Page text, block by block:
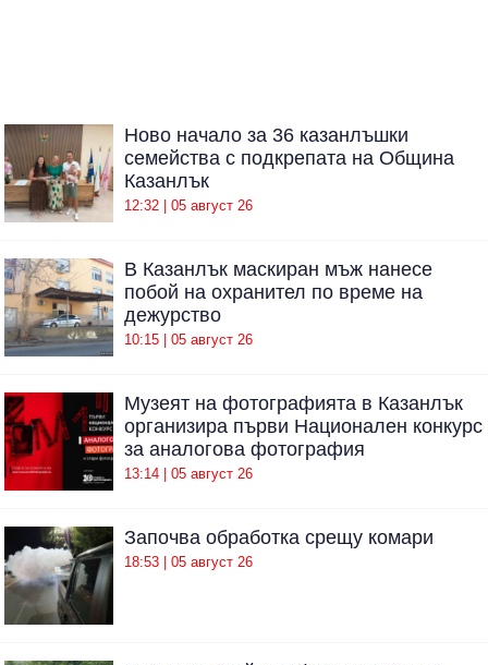
Ново начало за 36 казанлъшки
семейства с подкрепата на Община
Казанлък
12:32 | 05 август 26
В Казанлък маскиран мъж нанесе
побой на охранител по време на
дежурство
10:15 | 05 август 26
Музеят на фотографията в Казанлък
организира първи Национален конкурс
за аналогова фотография
13:14 | 05 август 26
Започва обработка срещу комари
18:53 | 05 август 26